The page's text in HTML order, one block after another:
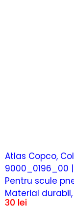
Atlas Copco,
9000_0196_00
Pentru scule
Material
schimb...
30 lei